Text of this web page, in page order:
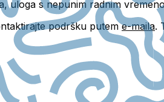
uloga s nepunim radnim
podršku puteme-maila.